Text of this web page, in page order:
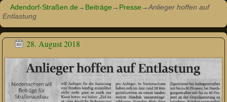
Adendorf-Straßen.de→ Beiträge→ Presse→Anlieger hoffen auf
Entlastung
28. August 2018